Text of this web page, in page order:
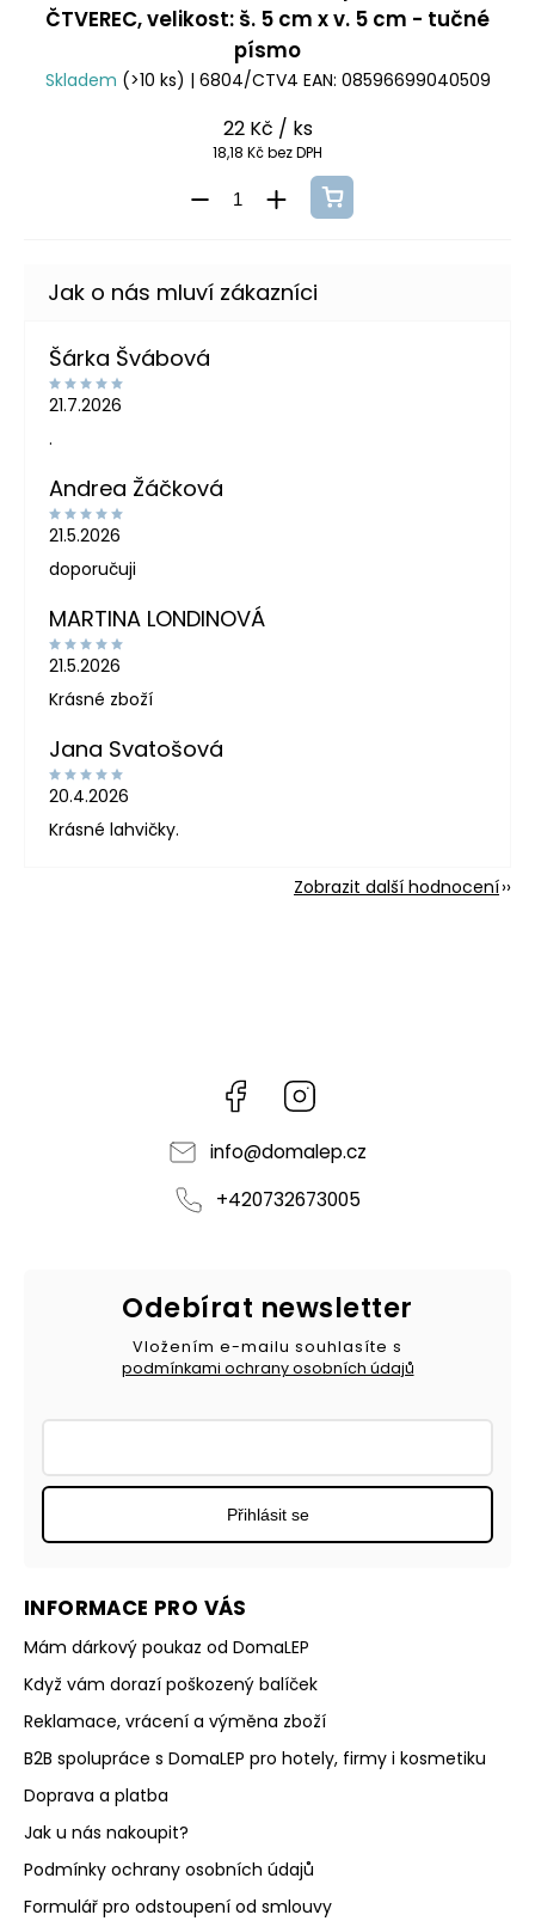
ČTVEREC, velikost: š. 5 cm x v. 5 cm - tučné
písmo
Skladem (>10 ks) | 6804/CTV4 EAN: 08596699040509
22 Kč / ks
18,18 Kč bez DPH
Šárka Švábová
21.7.2026
.
Andrea Žáčková
21.5.2026
doporučuji
MARTINA LONDINOVÁ
21.5.2026
Krásné zboží
Jana Svatošová
20.4.2026
Krásné lahvičky.
Zobrazit další hodnocení
Facebook
info@domalep.cz
+420732673005
INFORMACE PRO VÁS
Mám dárkový poukaz od DomaLEP
Když vám dorazí poškozený balíček
Reklamace, vrácení a výměna zboží
B2B spolupráce s DomaLEP pro hotely, firmy i kosmetiku
Doprava a platba
Jak u nás nakoupit?
Podmínky ochrany osobních údajů
Formulář pro odstoupení od smlouvy
Odebírat newsletter
Vložením e-mailu souhlasíte s
podmínkami ochrany osobních údajů
Přihlásit se